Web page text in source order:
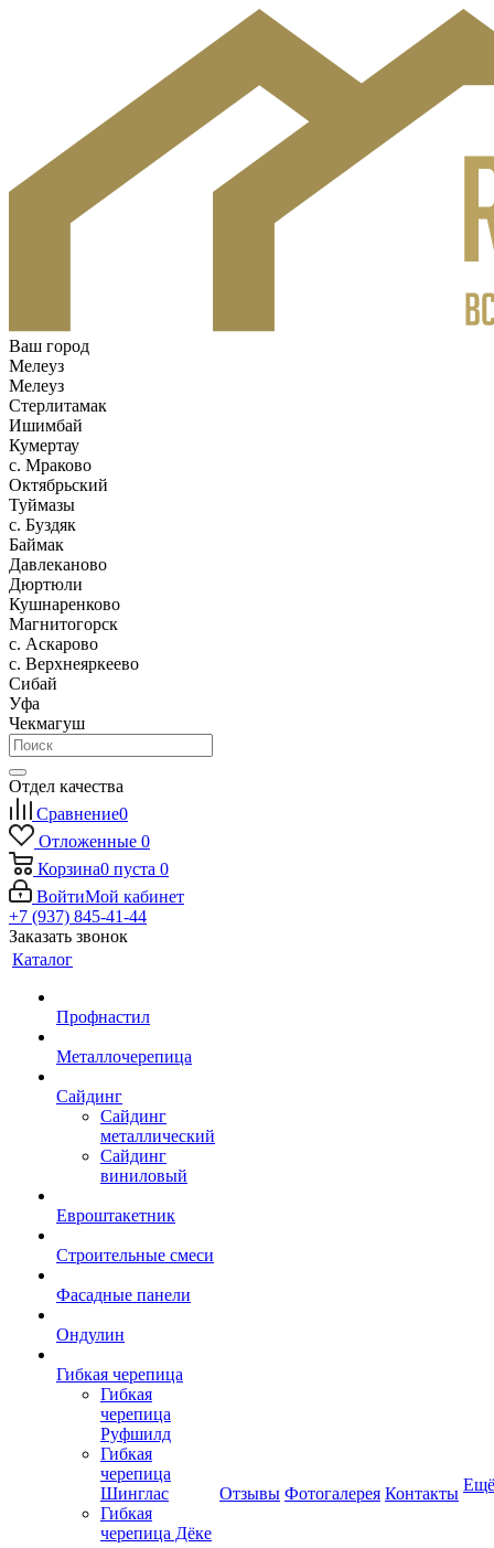
Ваш город
Мелеуз
Мелеуз
Стерлитамак
Ишимбай
Кумертау
c. Мраково
Октябрьский
Туймазы
c. Буздяк
Баймак
Давлеканово
Дюртюли
Кушнаренково
Магнитогорск
с. Аскарово
с. Верхнеяркеево
Сибай
Уфа
Чекмагуш
Отдел качества
Сравнение0
Отложенные 0
Корзина0 пуста 0
ВойтиМой кабинет
+7 (937) 845-41-44
Заказать звонок
Каталог
Профнастил
Металлочерепица
Сайдинг
Сайдинг
металлический
Сайдинг
виниловый
Евроштакетник
Строительные смеси
Фасадные панели
Ондулин
Гибкая черепица
Гибкая
черепица
Руфшилд
Гибкая
черепица
Шинглас
Гибкая
черепица Дёке
Отзывы Фотогалерея Контакты Ещё